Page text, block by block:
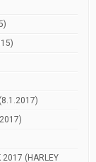
2017 (HARLEY